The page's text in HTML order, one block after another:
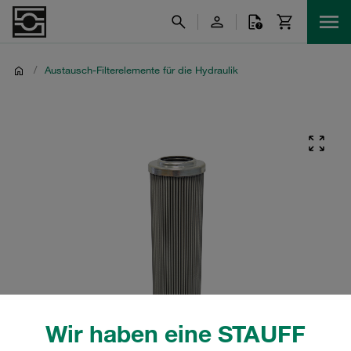
Wir haben eine STAUFF
/ Austausch-Filterelemente für die Hydraulik